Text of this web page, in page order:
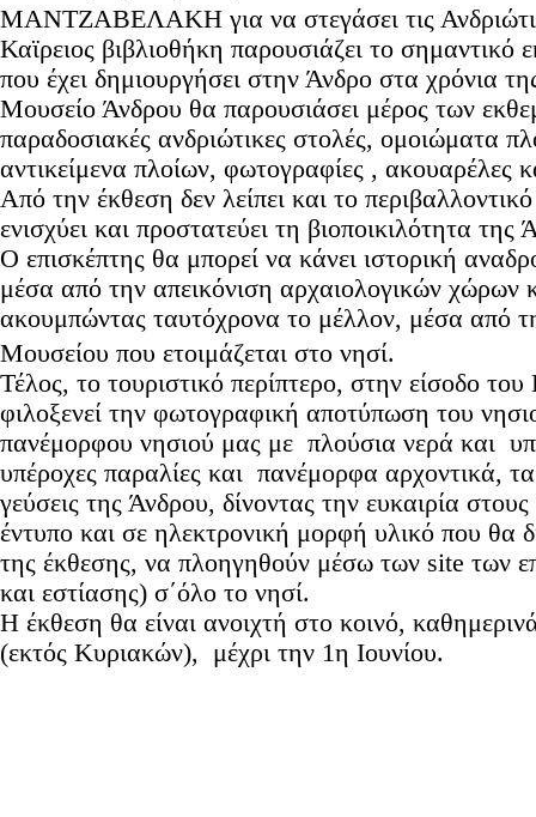
ΜΑΝΤΖΑΒΕΛΑΚΗ για να στεγάσει τις
Καϊρειος βιβλιοθήκη παρουσιάζει το σημαντικό
που έχει δημιουργήσει στην Άνδρο στα χρόνια
Μουσείο Άνδρου θα παρουσιάσει μέρος των
παραδοσιακές ανδριώτικες στολές, ομοιώματα
αντικείμενα πλοίων, φωτογραφίες , ακουαρέλες
Από την έκθεση δεν λείπει και το
ενισχύει και προστατεύει τη βιοποικιλότητα της
Ο επισκέπτης θα μπορεί να κάνει ιστορική
μέσα από την απεικόνιση αρχαιολογικών χώρων
ακουμπώντας ταυτόχρονα το μέλλον, μέσα από
Μουσείου που ετοιμάζεται στο νησί.
Τέλος, το τουριστικό περίπτερο, στην είσοδο
φιλοξενεί την φωτογραφική αποτύπωση του
πανέμορφου νησιού μας με πλούσια νερά και
υπέροχες παραλίες και πανέμορφα αρχοντικά,
γεύσεις της Άνδρου, δίνοντας την ευκαιρία
έντυπο και σε ηλεκτρονική μορφή υλικό που θα
της έκθεσης, να πλοηγηθούν μέσω των site των
και εστίασης) σ΄όλο το νησί.
Η έκθεση θα είναι ανοιχτή στο κοινό,
(εκτός Κυριακών), μέχρι την 1η Ιουνίου.